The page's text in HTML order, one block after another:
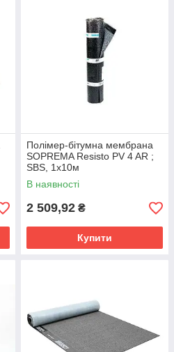
Полімер-бітумна мембрана
SOPREMA Resisto PV 4 AR ;
SBS, 1х10м
В наявності
2 509,92 ₴
Купити